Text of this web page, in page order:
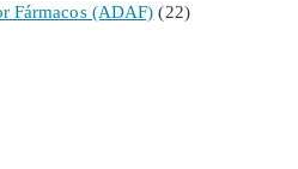
Fármacos (ADAF) (22)